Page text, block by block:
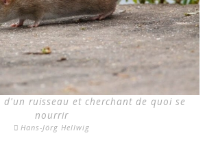
ruisseau et cherchant de quoi se
nourrir
Hans-Jörg Hellwig